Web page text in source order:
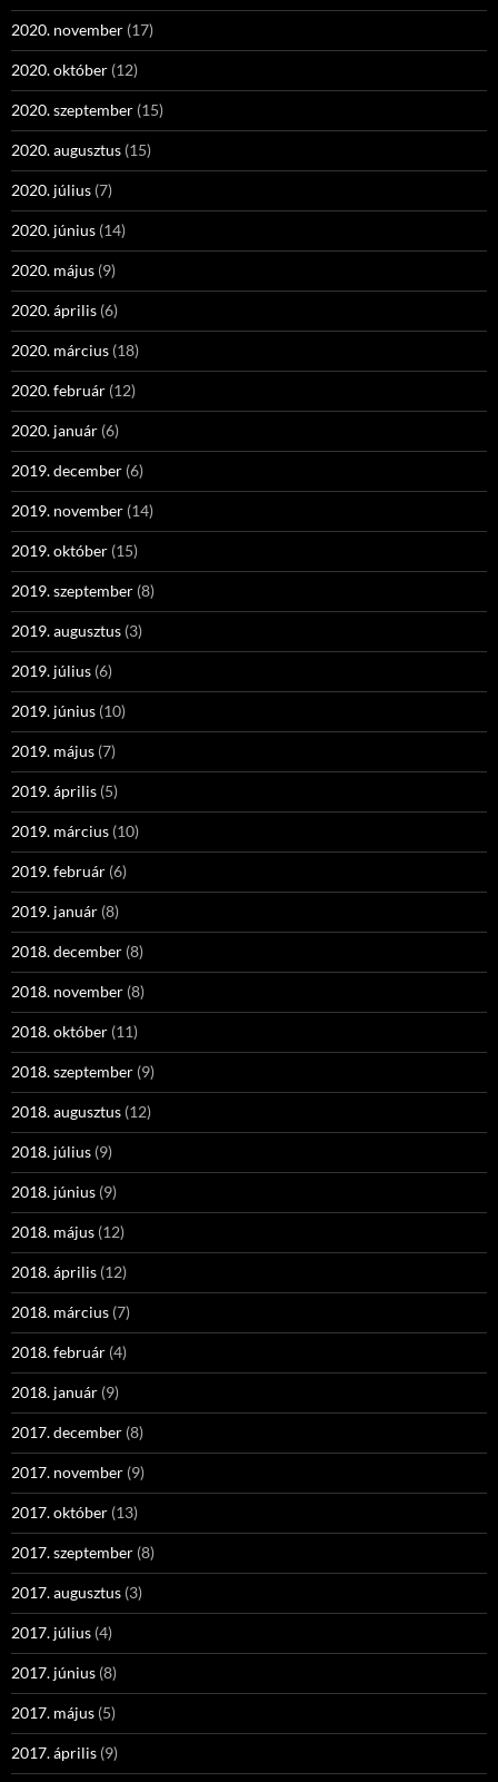
2020. november (17)
2020. október (12)
2020. szeptember (15)
2020. augusztus (15)
2020. július (7)
2020. június (14)
2020. május (9)
2020. április (6)
2020. március (18)
2020. február (12)
2020. január (6)
2019. december (6)
2019. november (14)
2019. október (15)
2019. szeptember (8)
2019. augusztus (3)
2019. július (6)
2019. június (10)
2019. május (7)
2019. április (5)
2019. március (10)
2019. február (6)
2019. január (8)
2018. december (8)
2018. november (8)
2018. október (11)
2018. szeptember (9)
2018. augusztus (12)
2018. július (9)
2018. június (9)
2018. május (12)
2018. április (12)
2018. március (7)
2018. február (4)
2018. január (9)
2017. december (8)
2017. november (9)
2017. október (13)
2017. szeptember (8)
2017. augusztus (3)
2017. július (4)
2017. június (8)
2017. május (5)
2017. április (9)